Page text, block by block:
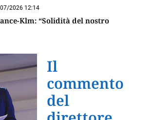
2026 12:14
Klm: “Solidità del nostro
Il
commento
del